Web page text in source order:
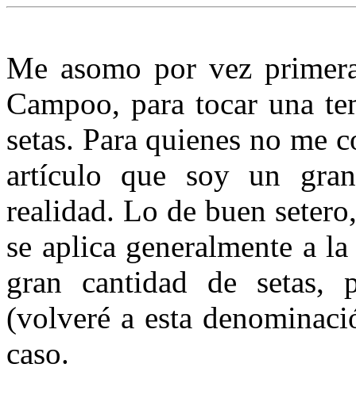
Me asomo por vez
Campoo, para tocar una
setas. Para quienes no me
artículo que soy un
realidad. Lo de buen
se aplica generalmente a
gran cantidad de setas,
(volveré a esta
caso.